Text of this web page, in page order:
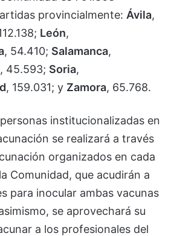
provincialmente: Ávila,
León,
, 54.410; Salamanca,
, 45.593; Soria,
, 159.031; y Zamora, 65.768.
institucionalizadas en
se realizará a través
organizados en cada
Comunidad, que acudirán a
para inocular ambas vacunas
se aprovechará su
a los profesionales del